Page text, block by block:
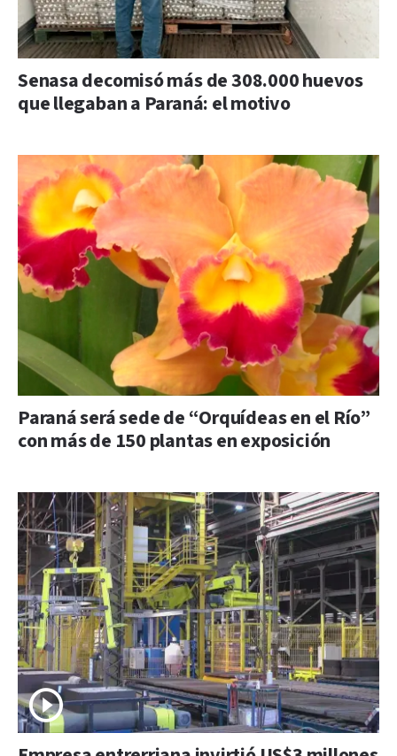
Senasa decomisó más de 308.000 huevos
que llegaban a Paraná: el motivo
Paraná será sede de “Orquídeas en el Río”
con más de 150 plantas en exposición